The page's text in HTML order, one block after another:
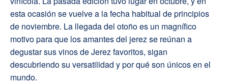
esta ocasión se vuelve a la fecha habitual de principios
de noviembre. La llegada del otoño es un magnífico
motivo para que los amantes del jerez se reúnan a
degustar sus vinos de Jerez favoritos, sigan
descubriendo su versatilidad y por qué son únicos en el
mundo.